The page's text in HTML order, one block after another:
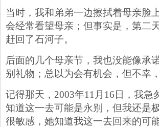
当时，我和弟弟一边擦拭着母亲脸
会经常看望母亲；但事实是，第二
赶回了石河子。
后面的几个母亲节，我也没能像承
别礼物；总以为会有机会，但不幸
记得那天，2003年11月16日，我
知道这一去可能是永别，但我还是
很敏感，她知道我这一去回来的可